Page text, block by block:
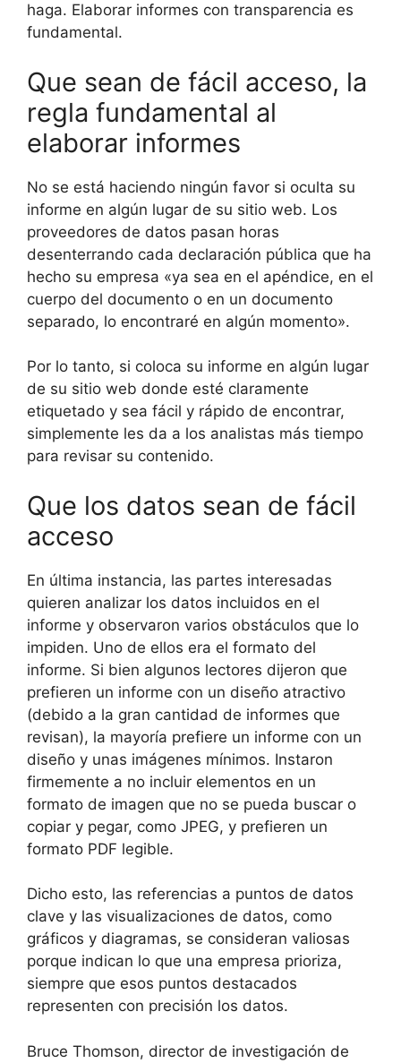
haga. Elaborar informes con transparencia es
fundamental.
Que sean de fácil acceso, la
regla fundamental al
elaborar informes
No se está haciendo ningún favor si oculta su
informe en algún lugar de su sitio web. Los
proveedores de datos pasan horas
desenterrando cada declaración pública que ha
hecho su empresa «ya sea en el apéndice, en el
cuerpo del documento o en un documento
separado, lo encontraré en algún momento».
Por lo tanto, si coloca su informe en algún lugar
de su sitio web donde esté claramente
etiquetado y sea fácil y rápido de encontrar,
simplemente les da a los analistas más tiempo
para revisar su contenido.
Que los datos sean de fácil
acceso
En última instancia, las partes interesadas
quieren analizar los datos incluidos en el
informe y observaron varios obstáculos que lo
impiden. Uno de ellos era el formato del
informe. Si bien algunos lectores dijeron que
prefieren un informe con un diseño atractivo
(debido a la gran cantidad de informes que
revisan), la mayoría prefiere un informe con un
diseño y unas imágenes mínimos. Instaron
firmemente a no incluir elementos en un
formato de imagen que no se pueda buscar o
copiar y pegar, como JPEG, y prefieren un
formato PDF legible.
Dicho esto, las referencias a puntos de datos
clave y las visualizaciones de datos, como
gráficos y diagramas, se consideran valiosas
porque indican lo que una empresa prioriza,
siempre que esos puntos destacados
representen con precisión los datos.
Bruce Thomson, director de investigación de